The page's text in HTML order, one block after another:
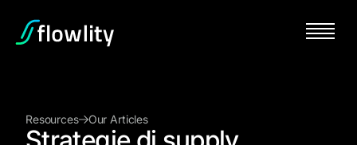
Resources Our Articles